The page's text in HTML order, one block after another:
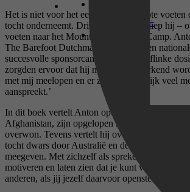
Disney+
Het is niet voor het eerst dat hij op blote voeten
tocht onderneemt. Drie jaar daarvoor liep hij –
voeten naar het Mount Everest Base Camp.
The Barefoot Dutchman, inmiddels een
succesvolle sponsorcampagne en een flinke
zorgden ervoor dat hij nu op straat herkend
met mij meelopen en er zijn ongelooflijk veel
aanspreekt.’
In dit boek vertelt Anton openhartig over zijn
Afghanistan, zijn opgelopen mentale problemen
overwon. Tevens vertelt hij over zijn spannende
tocht dwars door Australië en de levenslessen
meegeven. Met zichzelf als sprekend voorbeeld
motiveren en laten zien dat je kunt vertrouwen
anderen, als jij jezelf daarvoor openstelt.